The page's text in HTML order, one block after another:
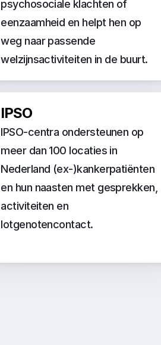
psychosociale klachten of
eenzaamheid en helpt hen op
weg naar passende
welzijnsactiviteiten in de buurt.
IPSO
IPSO-centra ondersteunen op
meer dan 100 locaties in
Nederland (ex-)kankerpatiënten
en hun naasten met gesprekken,
activiteiten en
lotgenotencontact.